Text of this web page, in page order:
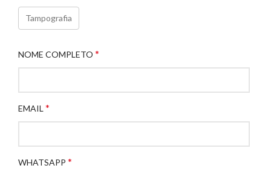
Tampografia
NOME COMPLETO *
EMAIL*
WHATSAPP *